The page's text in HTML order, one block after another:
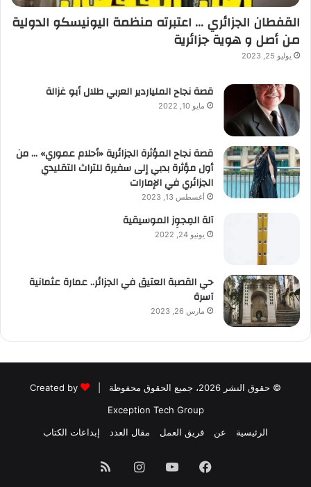
القفطان الجزائري … اعتبرته منظمة اليونيسكو الدولية
من أصل و هوية جزائرية
يوليو 25, 2023
قصة نجاح الملياردير العربي طلال أبو غزالة
مايو 10, 2022
قصة نجاح المؤثرة الجزائرية «أحلام عموري» … من
أول مؤثرة بدبي إلى سفيرة للتراث التقليدي
الجزائري في الإمارات
أغسطس 13, 2023
آلة المِجوِز الموسيقية‎‎
يونيو 24, 2022
حي القصبة العتيق في الجزائر.. عمارة عثمانية
آسرة
مارس 26, 2023
© حقوق النشر 2026، جميع الحقوق محفوظة |
Created by
Exception Tech Group
الرئيسية
عن فريق العمل مقال العدد إبداعات الكتاب
فيسبوك يوتيوب انستقرام